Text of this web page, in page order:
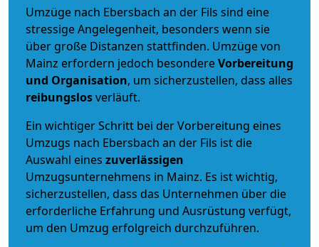
Umzüge nach Ebersbach an der Fils sind eine
stressige Angelegenheit, besonders wenn sie
über große Distanzen stattfinden. Umzüge von
Mainz erfordern jedoch besondereVorbereitung
und Organisation, um sicherzustellen, dass alles
reibungslosverläuft.
Ein wichtiger Schritt bei der Vorbereitung eines
Umzugs nach Ebersbach an der Fils ist die
Auswahl eines zuverlässigen
Umzugsunternehmens in Mainz. Es ist wichtig,
sicherzustellen, dass das Unternehmen über die
erforderliche Erfahrung und Ausrüstung verfügt,
um den Umzug erfolgreich durchzuführen.